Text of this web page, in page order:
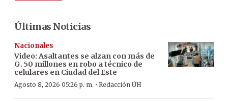
Últimas Noticias
Nacionales
Video: Asaltantes se alzan con más de
G. 50 millones en robo a técnico de
celulares en Ciudad del Este
Agosto 8, 2026 05:26 p. m. · Redacción ÚH